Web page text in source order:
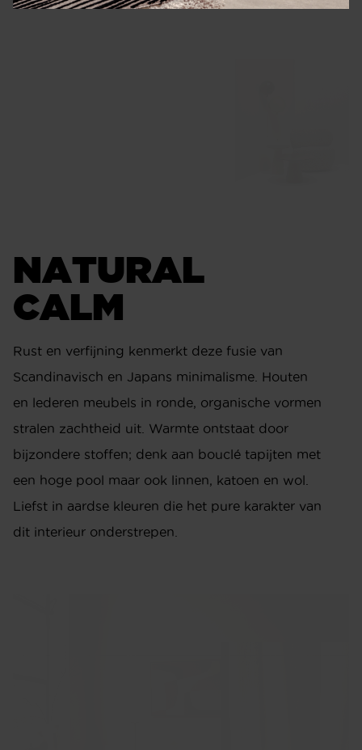
NATURAL
CALM
Rust en verfijning kenmerkt deze fusie van
Scandinavisch en Japans minimalisme. Houten
en lederen meubels in ronde, organische vormen
stralen zachtheid uit. Warmte ontstaat door
bijzondere stoffen; denk aan bouclé tapijten met
een hoge pool maar ook linnen, katoen en wol.
Liefst in aardse kleuren die het pure karakter van
dit interieur onderstrepen.